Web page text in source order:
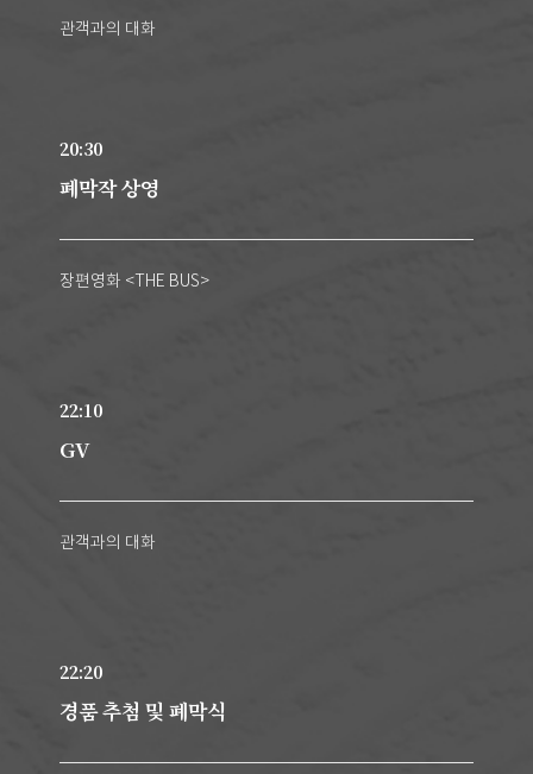
관객과의 대화
20:30
폐막작 상영
장편영화 <THE BUS>
22:10
GV
관객과의 대화
22:20
경품 추첨 및 폐막식